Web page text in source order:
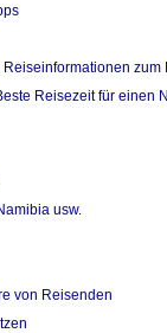
zum
Reisezeit für einen
usw.
von Reisenden